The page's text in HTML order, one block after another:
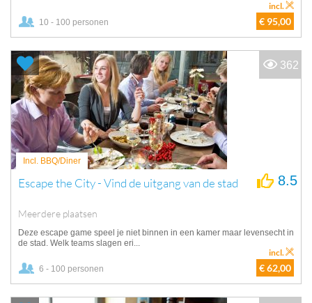
10 - 100 personen € 95,00
incl.
Incl. BBQ/Diner
Escape the City - Vind de uitgang van de stad
Meerdere plaatsen
8.5
Deze escape game speel je niet binnen in een kamer maar levensecht in
de stad. Welk teams slagen eri...
6 - 100 personen € 62,00
incl.
362